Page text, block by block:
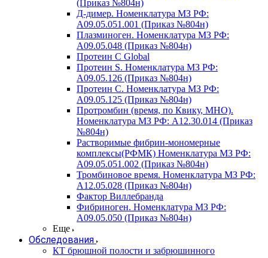
(Приказ №804н)
Д-димер. Номенклатура МЗ РФ:
A09.05.051.001 (Приказ №804н)
Плазминоген. Номенклатура МЗ РФ:
A09.05.048 (Приказ №804н)
Протеин C Global
Протеин S. Номенклатура МЗ РФ:
A09.05.126 (Приказ №804н)
Протеин С. Номенклатура МЗ РФ:
A09.05.125 (Приказ №804н)
Протромбин (время, по Квику, МНО).
Номенклатура МЗ РФ: A12.30.014 (Приказ
№804н)
Растворимые фибрин-мономерные
комплексы(РФМК) Номенклатура МЗ РФ:
A09.05.051.002 (Приказ №804н)
Тромбиновое время. Номенклатура МЗ РФ:
A12.05.028 (Приказ №804н)
Фактор Виллебранда
Фибриноген. Номенклатура МЗ РФ:
A09.05.050 (Приказ №804н)
Еще
Обследования
КТ брюшной полости и забрюшинного